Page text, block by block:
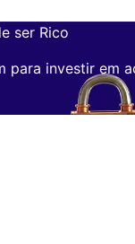
ser Rico
para investir em